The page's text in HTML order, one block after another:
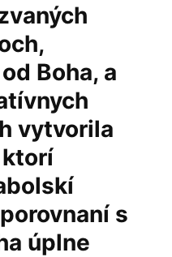
Boha, a
vytvorila
s
úplne